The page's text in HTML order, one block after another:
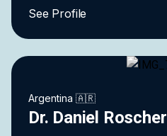
See Profile
Argentina 🇦🇷
Dr. Daniel Roscher